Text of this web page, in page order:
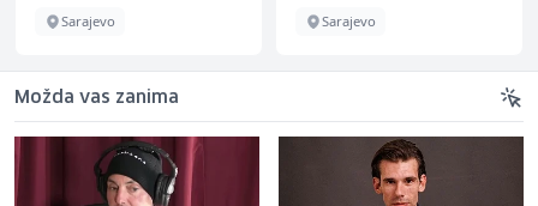
Sarajevo Sarajevo
Možda vas zanima